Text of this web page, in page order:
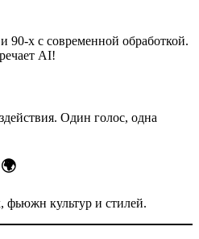
90-х с современной обработкой.
AI!
Один голос, одна
фьюжн культур и стилей.